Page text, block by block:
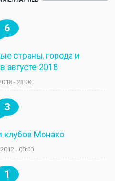
6
страны, города и
августе 2018
- 23:04
3
клубов Монако
- 00:00
1